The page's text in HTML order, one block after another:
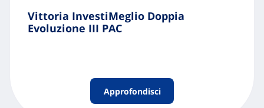
Vittoria InvestiMeglio Doppia
Evoluzione III PAC
Approfondisci